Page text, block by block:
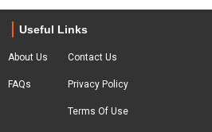
Useful Links
About Us
FAQs
Contact Us
Privacy Policy
Terms Of Use